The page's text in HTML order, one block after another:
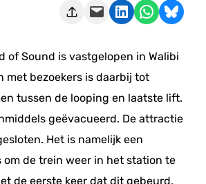
Deze pagina e-mailen Delen op LinkedIn Delen via WhatsApp Share on Bluesky
of Sound is vastgelopen in Walibi
met bezoekers is daarbij tot
tussen de looping en laatste lift.
geëvacueerd. De attractie
Het is namelijk een
de trein weer in het station te
de eerste keer dat dit gebeurd.